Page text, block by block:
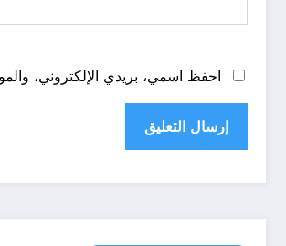
احفظ اسمي، بريدي الإلكتروني،